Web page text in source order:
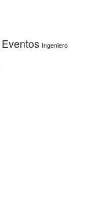
Eventos Ingeniero